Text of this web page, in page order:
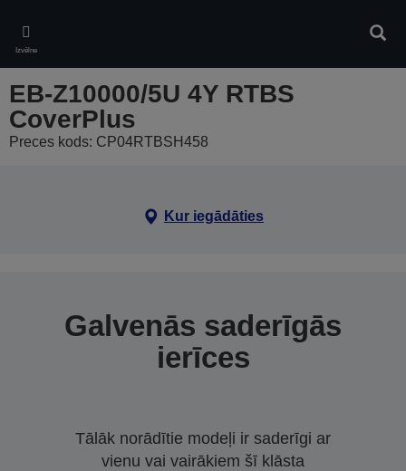
main
content
Izvēlne
EB-Z10000/5U 4Y RTBS
CoverPlus
Preces kods: CP04RTBSH458
Kur iegādāties
Galvenās saderīgās
ierīces
Tālāk norādītie modeļi ir saderīgi ar
vienu vai vairākiem šī klāsta